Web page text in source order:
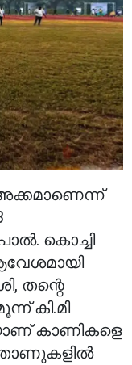
കൊച്ചി
തന്റെ
കി.മി
കാണികളെ